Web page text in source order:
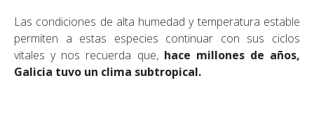
Las condiciones de alta humedad y temperatura estable
permiten a estas especies continuar con sus ciclos
vitales y nos recuerda que, hace millones de años,
Galicia tuvo un clima subtropical.